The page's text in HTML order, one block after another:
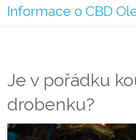
Informace o CBD
Je v pořádku
drobenku?